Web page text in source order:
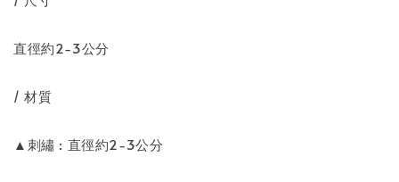
直徑約2-3公分
/ 材質
▲刺繡 : 直徑約2-3公分